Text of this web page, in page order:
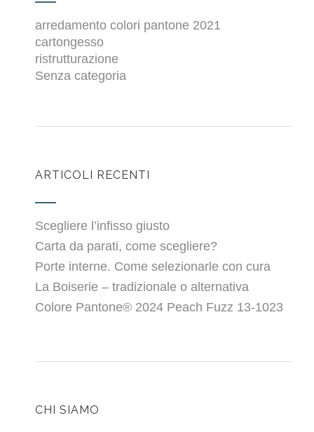
arredamento colori pantone 2021
cartongesso
ristrutturazione
Senza categoria
ARTICOLI RECENTI
Scegliere l’infisso giusto
Carta da parati, come scegliere?
Porte interne. Come selezionarle con cura
La Boiserie – tradizionale o alternativa
Colore Pantone® 2024 Peach Fuzz 13-1023
CHI SIAMO